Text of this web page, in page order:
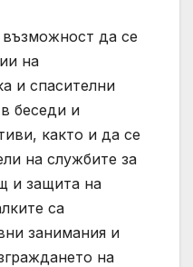
да се
на
и спасителни
беседи и
както и да се
на службите за
и защита на
са
занимания и
на